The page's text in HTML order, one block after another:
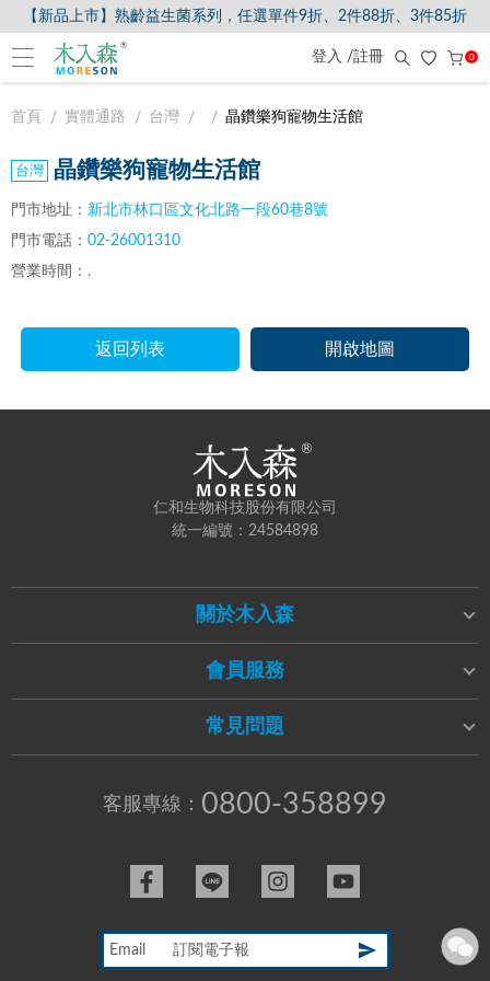
【新品上市】熟齡益生菌系列，任選單件9折、2件88折、3件85折
登入 /註冊 0
首頁 實體通路 台灣 晶鑽樂狗寵物生活館
晶鑽樂狗寵物生活館
門市地址： 新北市林口區文化北路一段60巷8號
門市電話： 02-26001310
營業時間： .
返回列表 開啟地圖
仁和生物科技股份有限公司
統一編號：24584898
關於木入森
會員服務
常見問題
客服專線： 0800-358899
Email